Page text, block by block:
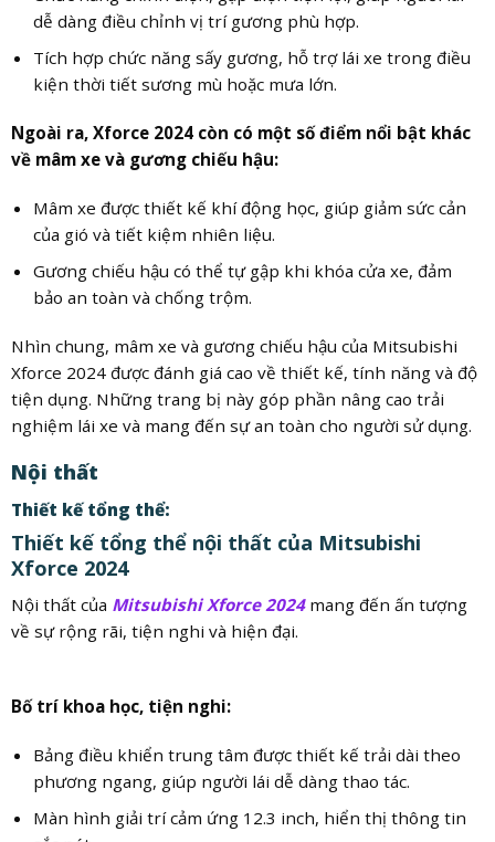
dễ dàng điều chỉnh vị trí gương phù hợp.
Tích hợp chức năng sấy gương, hỗ trợ lái xe trong điều
kiện thời tiết sương mù hoặc mưa lớn.
Ngoài ra, Xforce 2024 còn có một số điểm nổi bật khác
về mâm xe và gương chiếu hậu:
Mâm xe được thiết kế khí động học, giúp giảm sức cản
của gió và tiết kiệm nhiên liệu.
Gương chiếu hậu có thể tự gập khi khóa cửa xe, đảm
bảo an toàn và chống trộm.
Nhìn chung, mâm xe và gương chiếu hậu của Mitsubishi
Xforce 2024 được đánh giá cao về thiết kế, tính năng và độ
tiện dụng. Những trang bị này góp phần nâng cao trải
nghiệm lái xe và mang đến sự an toàn cho người sử dụng.
Nội thất
Thiết kế tổng thể:
Thiết kế tổng thể nội thất của Mitsubishi
Xforce 2024
Nội thất của Mitsubishi Xforce 2024mang đến ấn tượng
về sự rộng rãi, tiện nghi và hiện đại.
Bố trí khoa học, tiện nghi:
Bảng điều khiển trung tâm được thiết kế trải dài theo
phương ngang, giúp người lái dễ dàng thao tác.
Màn hình giải trí cảm ứng 12.3 inch, hiển thị thông tin